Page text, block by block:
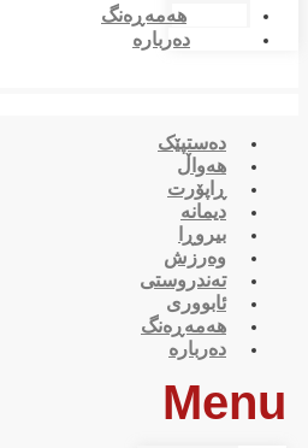
هەمەڕەنگ
دەربارە
دەستپێک
هەواڵ
ڕاپۆرت
دیمانە
بیروڕا
وەرزش
تەندروستی
ئابووری
هەمەڕەنگ
دەربارە
Menu